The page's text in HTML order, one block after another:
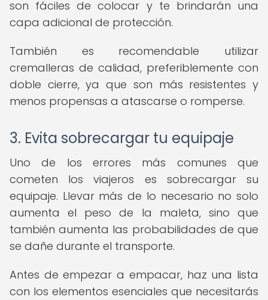
son fáciles de colocar y te brindarán una
capa adicional de protección.
También es recomendable utilizar
cremalleras de calidad, preferiblemente con
doble cierre, ya que son más resistentes y
menos propensas a atascarse o romperse.
3. Evita sobrecargar tu equipaje
Uno de los errores más comunes que
cometen los viajeros es sobrecargar su
equipaje. Llevar más de lo necesario no solo
aumenta el peso de la maleta, sino que
también aumenta las probabilidades de que
se dañe durante el transporte.
Antes de empezar a empacar, haz una lista
con los elementos esenciales que necesitarás